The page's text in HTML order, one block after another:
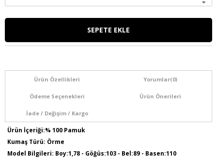
Ürün Özellikleri Yorumlar(0)
Ödeme Seçenekleri Ürün Önerileri
İade / Değişim / Kargo
Ürün İçeriği:% 100 Pamuk
Kumaş Türü: Örme
Model Bilgileri: Boy:1,78 - Göğüs:103 - Bel:89 - Basen:110